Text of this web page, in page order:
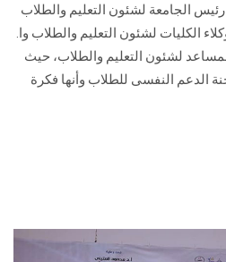
الجامعة لشئون التعليم والطلاب
الكليات لشئون التعليم والطلاب وا.
لشئون التعليم والطلاب، حيث
الدعم النفسى للطلاب وأنها فكرة